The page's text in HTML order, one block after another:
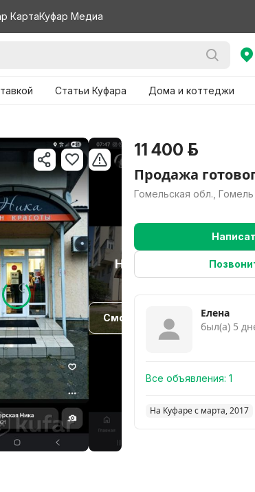
КартаКуфар Медиа
Статьи Куфара Дома и коттеджи
Нужно больше
вариантов?
Смотреть похожие
11 400 р.
Продажа
Гомельская обл., Гомель
Елена
был(а) 5
Все объявления: 1
На Куфаре с марта, 2017